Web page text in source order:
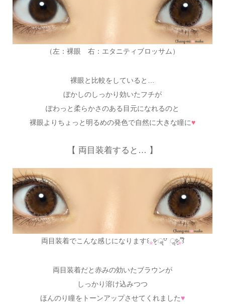
（左：裸眼 右：エタニティブロッサム）
裸眼と比較をしていると…
ぼかしのしっかり効いたフチが
ぽわっと柔らかさのある目元になれるのと
裸眼よりちょっと明るめの発色で自然に大きな瞳に♥
【 両目装着すると… 】
両目装着でこんな感じになります꒰⁎ᵉ̷͈ ॣ꒵ ॢᵉ̷͈⁎꒱໊
両目装着だと赤みの効いたブラウンが
しっかり溶け込みつつ
ほんのり瞳をトーンアップさせてくれました♥